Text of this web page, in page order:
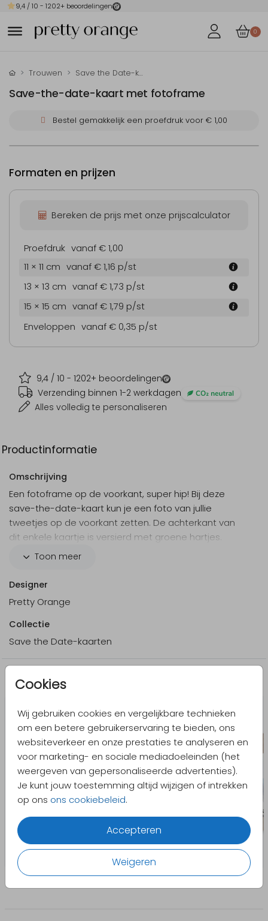
9,4 / 10 - 1202+ beoordelingen
0
Cookies
Wij gebruiken cookies en vergelijkbare technieken
om een betere gebruikerservaring te bieden, ons
websiteverkeer en onze prestaties te analyseren en
voor marketing- en sociale mediadoeleinden (het
weergeven van gepersonaliseerde advertenties).
Je kunt jouw toestemming altijd wijzigen of intrekken
op ons ons cookiebeleid.
Accepteren
Weigeren
Trouwen Save the Date-kaarten
Save-the-date-kaart met fotoframe
Bestel gemakkelijk een proefdruk voor € 1,00
9,4 / 10 - 1202+ beoordelingen
Verzending binnen 1-2 werkdagen
Alles volledig te personaliseren
Formaten en prijzen
Bereken de prijs met onze prijscalculator
Proefdruk vanaf € 1,00
11 × 11 cm vanaf € 1,16 p/st
13 × 13 cm vanaf € 1,73 p/st
15 × 15 cm vanaf € 1,79 p/st
Enveloppen vanaf € 0,35 p/st
Productinformatie
Omschrijving
Een fotoframe op de voorkant, super hip! Bij deze
save-the-date-kaart kun je een foto van jullie
tweetjes op de voorkant zetten. De achterkant van
dit enkele kaartje is versierd met groene hartjes.
Liever een andere achtergrondkleur? Pas dit
Toon meer
Designer
Pretty Orange
Collectie
Save the Date-kaarten
Meer in dezelfde stijl